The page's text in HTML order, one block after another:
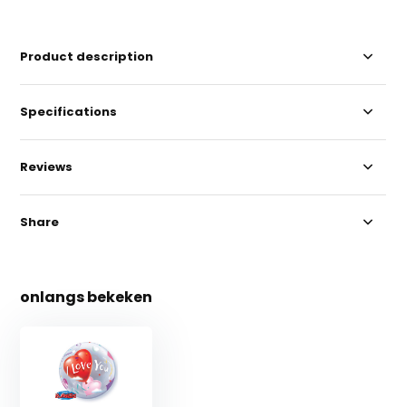
Product description
Specifications
Reviews
Share
onlangs bekeken